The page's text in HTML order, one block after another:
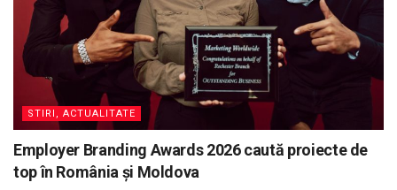
STIRI, ACTUALITATE
Employer Branding Awards 2026 caută proiecte de
top în România și Moldova